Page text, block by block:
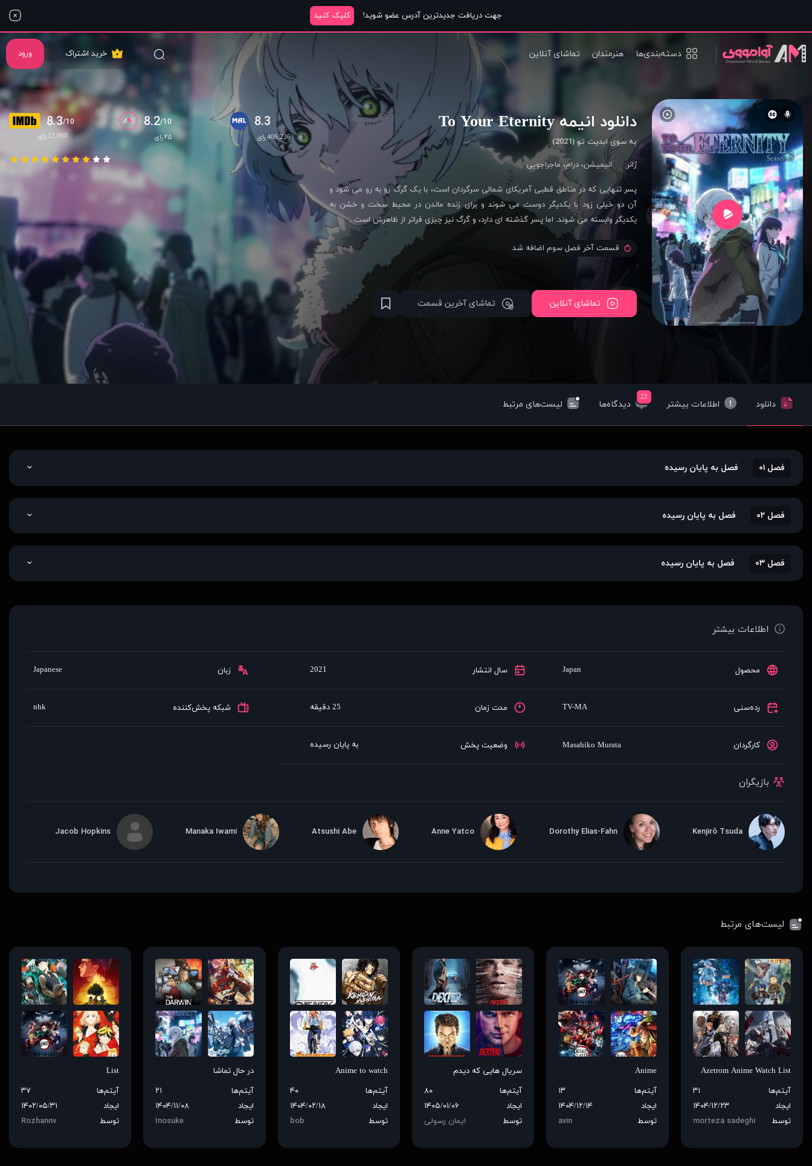
جهت دریافت جدیدترین آدرس عضو شوید! کلیک کنید
دسته‌بندی‌ها هنرمندان تماشای آنلاین خرید اشتراک ورود
دانلود انیمه To Your Eternity
به سوی ابدیت تو (2021)
ژانر: انیمیشن، درام، ماجراجویی
پسر تنهایی که در مناطق قطبی آمریکای شمالی سرگردان است، با یک گرگ رو به رو می شود و
آن دو خیلی زود با یکدیگر دوست می شوند و برای زنده ماندن در محیط سخت و خشن به
یکدیگر وابسته می شوند. اما پسر گذشته ای دارد، و گرگ نیز چیزی فراتر از ظاهرش است...
قسمت آخر فصل سوم اضافه شد
8.3/10
12,000 رای
8.2/10
۲۵ رای
8.3
406,236 رای
تماشای آنلاین تماشای آخرین قسمت
دانلود اطلاعات بیشتر
22
دیدگاه‌ها لیست‌های مرتبط
فصل ۰۱ فصل به پایان رسیده
فصل ۰۲ فصل به پایان رسیده
فصل ۰۳ فصل به پایان رسیده
اطلاعات بیشتر
محصول Japan سال انتشار 2021 زبان Japanese
رده‌سنی TV-MA مدت زمان 25 دقیقه شبکه پخش‌کننده nhk
کارگردان Masahiko Murata وضعیت پخش به پایان رسیده
بازیگران
Kenjirô Tsuda
Dorothy Elias-Fahn
Anne Yatco
Atsushi Abe
Manaka Iwami
Jacob Hopkins
لیست‌های مرتبط
Azetrom Anime Watch List
آیتم‌ها
۳۱
ایجاد
۱۴۰۴/۱۲/۲۳
توسط
morteza sadeghi
Anime
آیتم‌ها
۱۳
ایجاد
۱۴۰۴/۱۲/۱۴
توسط
avin
سریال هایی که دیدم
آیتم‌ها
۸۰
ایجاد
۱۴۰۵/۰۱/۰۶
توسط
ایمان رسولی
Anime to watch
آیتم‌ها
۴۰
ایجاد
۱۴۰۴/۰۲/۱۸
توسط
bob
در حال تماشا
آیتم‌ها
۲۱
ایجاد
۱۴۰۴/۱۱/۰۸
توسط
Inosuke
List
آیتم‌ها
۳۷
ایجاد
۱۴۰۲/۰۵/۳۱
توسط
Rozhannv